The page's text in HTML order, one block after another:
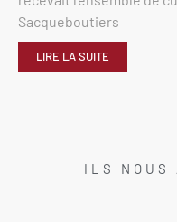
Sacqueboutiers
LIRE LA SUITE
ILS NOUS